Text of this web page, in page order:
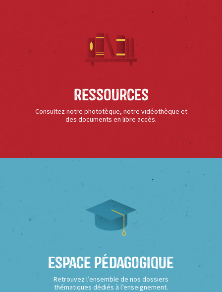
Ressources
Consultez notre phototèque, notre vidéothèque et
des documents en libre accès.
Espace Pédagogique
Retrouvez l’ensemble de nos dossiers
thématiques dédiés à l’enseignement.